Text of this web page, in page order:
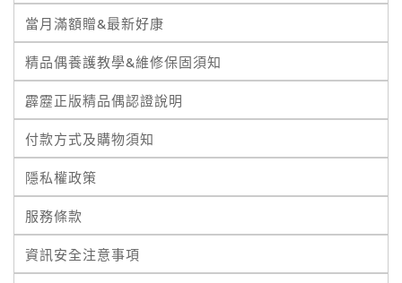
當月滿額贈&最新好康
精品偶養護教學&維修保固須知
霹靂正版精品偶認證說明
付款方式及購物須知
隱私權政策
服務條款
資訊安全注意事項